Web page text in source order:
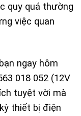
quy quá thường
việc quan
ngay hôm
018 052 (12V
tuyệt vời mà
thiết bị điện